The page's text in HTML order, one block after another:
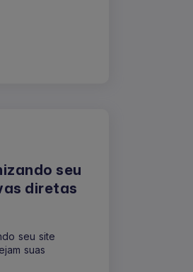
seu
diretas
seu site
suas